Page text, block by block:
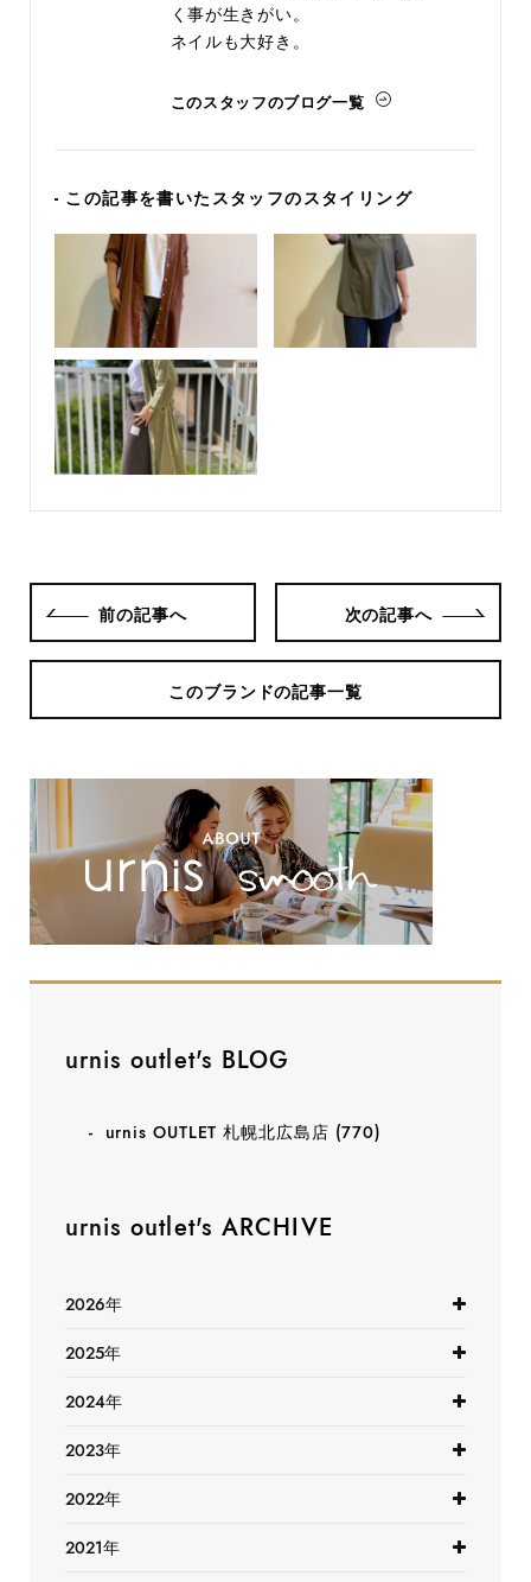
く事が生きがい。
ネイルも大好き。
このスタッフのブログ一覧
- この記事を書いたスタッフのスタイリング
前の記事へ 次の記事へ
このブランドの記事一覧
urnis outlet's BLOG
urnis OUTLET 札幌北広島店 (770)
urnis outlet's ARCHIVE
2026年
2025年
2024年
2023年
2022年
2021年